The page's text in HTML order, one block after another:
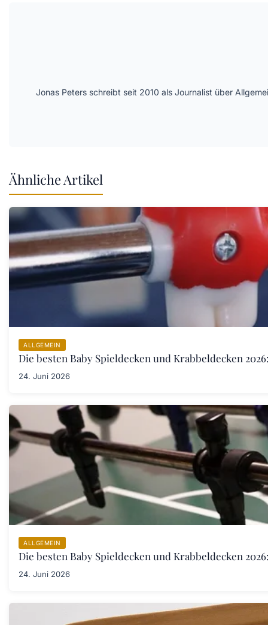
Jonas Peters schreibt seit 2010 als Journalist über
Ähnliche Artikel
ALLGEMEIN
Die besten Baby Spieldecken und Krabbeldecken
24. Juni 2026
ALLGEMEIN
Die besten Baby Spieldecken und Krabbeldecken
24. Juni 2026